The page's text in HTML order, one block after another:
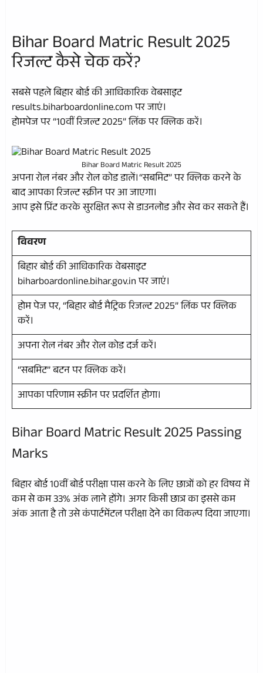
Bihar Board Matric Result 2025
रिजल्ट कैसे चेक करें?
सबसे पहले बिहार बोर्ड की आधिकारिक वेबसाइट
results.biharboardonline.com पर जाएं।
होमपेज पर “10वीं रिजल्ट 2025” लिंक पर क्लिक करें।
Bihar Board Matric Result 2025
अपना रोल नंबर और रोल कोड डालें।“सबमिट” पर क्लिक करने के
बाद आपका रिजल्ट स्क्रीन पर आ जाएगा।
आप इसे प्रिंट करके सुरक्षित रूप से डाउनलोड और सेव कर सकते हैं।
विवरण
बिहार बोर्ड की आधिकारिक वेबसाइट
biharboardonline.bihar.gov.in पर जाएं।
होम पेज पर, “बिहार बोर्ड मैट्रिक रिजल्ट 2025” लिंक पर क्लिक
करें।
अपना रोल नंबर और रोल कोड दर्ज करें।
“सबमिट” बटन पर क्लिक करें।
आपका परिणाम स्क्रीन पर प्रदर्शित होगा।
Bihar Board Matric Result 2025 Passing
Marks
बिहार बोर्ड 10वीं बोर्ड परीक्षा पास करने के लिए छात्रों को हर विषय में
कम से कम 33% अंक लाने होंगे। अगर किसी छात्र का इससे कम
अंक आता है तो उसे कंपार्टमेंटल परीक्षा देने का विकल्प दिया जाएगा।